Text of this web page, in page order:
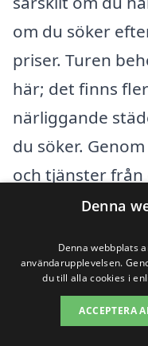
om du söker
priser. Turen
här; det finns
närliggande
du söker.
och tjänster
bättre
Nedanför hittar
nära Tallvik där
Denna
Denna webbplats
användarupplevelsen.
du till alla cookies i
ACCEPTERA